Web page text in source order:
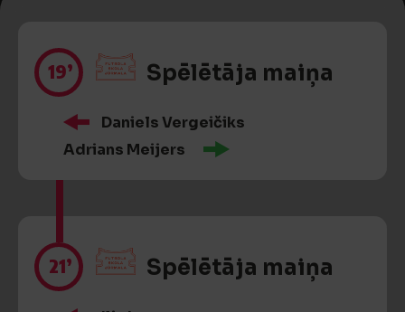
19’ Spēlētāja maiņa
Daniels Vergeičiks
Adrians Meijers
21’ Spēlētāja maiņa